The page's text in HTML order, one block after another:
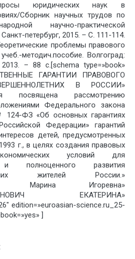
юридических наук в
Сборник научных трудов по
научно-практической
петербург, 2015. – С. 111-114.
проблемы правового
методич.пособие. Волгоград:
– 88 с.[schema type=»book»
ГАРАНТИИ ПРАВОВОГО
В РОССИИ»
посвящена рассмотрению
Федерального закона
124-ФЗ «Об основных гарантиях
Федерации» гарантий
детей, предусмотренных
г., в целях создания правовых
условий для
и полноценного развития
жителей России.»
Марина Игоревна»
ЕКАТЕРИНА»
edition=»euroasian-science.ru_25-
]